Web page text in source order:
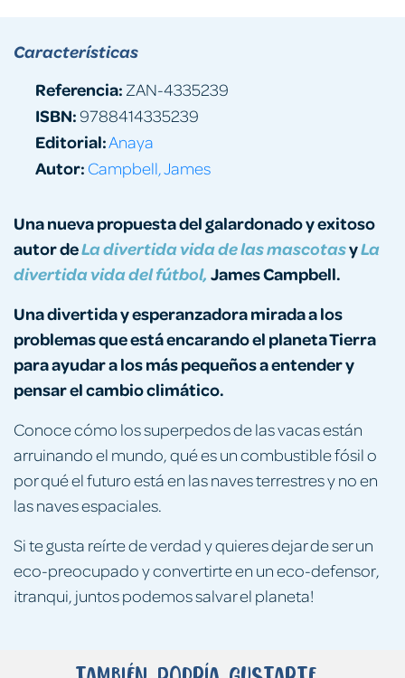
Una nueva propuesta del galardonado y exitoso
autor deLa divertida vida de las mascotasyLa
divertida vida del fútbol, James Campbell.
Una divertida y esperanzadora mirada a los
problemas que está encarando el planeta Tierra
para ayudar a los más pequeños a entender y
pensar el cambio climático.
Conoce cómo los superpedos de las vacas están
arruinando el mundo, qué es un combustible fósil o
por qué el futuro está en las naves terrestres y no en
las naves espaciales.
Si te gusta reírte de verdad y quieres dejar de ser un
eco-preocupado y convertirte en un eco-defensor,
¡tranqui, juntos podemos salvar el planeta!
Características
Referencia: ZAN-4335239
ISBN:9788414335239
Editorial:Anaya
Autor: Campbell, James